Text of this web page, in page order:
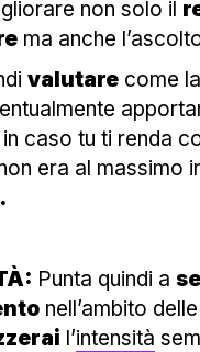
non solo il
ma anche
valutare come la
caso tu ti renda
era al massimo
Punta quindi a
nell’ambito
l’intensità